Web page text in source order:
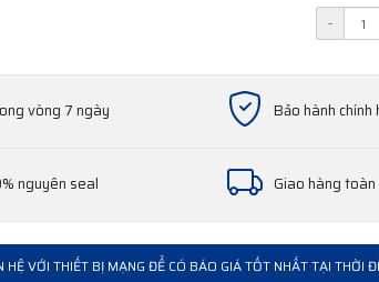
-
vòng 7 ngày Bảo hành
nguyên seal Giao hàng
VỚI THIẾT BỊ MẠNG ĐỂ CÓ BÁO GIÁ TỐT NHẤT TẠI THỜI